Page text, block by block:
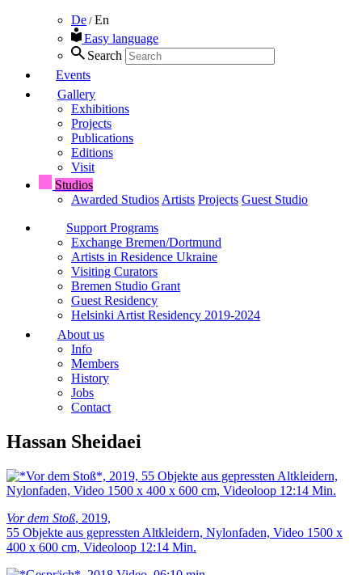
De / En
Easy language
Search
Events
Gallery
Exhibitions
Projects
Publications
Editions
Visit
Studios
Awarded Studios Artists Projects Guest Studio
Support Programs
Exchange Bremen/Dortmund
Artists in Residence Ukraine
Visiting Curators
Bremen Studio Grant
Guest Residency
Helsinki Artist Residency 2019-2024
About us
Info
Members
History
Jobs
Contact
Hassan Sheidaei
Vor dem Stoß, 2019,
55 Objekte aus gepressten Altkleidern, Nylonfaden, Video 1500 x
400 x 600 cm, Videoloop 12:14 Min.